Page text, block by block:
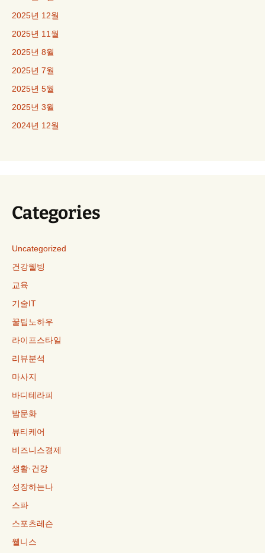
2025년 12월
2025년 11월
2025년 8월
2025년 7월
2025년 5월
2025년 3월
2024년 12월
Categories
Uncategorized
건강웰빙
교육
기술IT
꿀팁노하우
라이프스타일
리뷰분석
마사지
바디테라피
밤문화
뷰티케어
비즈니스경제
생활·건강
성장하는나
스파
스포츠레슨
웰니스